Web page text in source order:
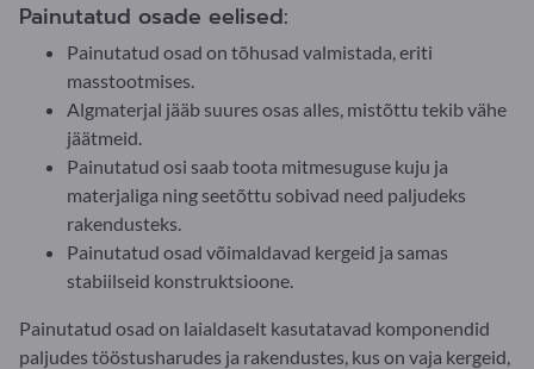
Painutatud osade eelised:
Painutatud osad on tõhusad valmistada, eriti
masstootmises.
Algmaterjal jääb suures osas alles, mistõttu tekib vähe
jäätmeid.
Painutatud osi saab toota mitmesuguse kuju ja
materjaliga ning seetõttu sobivad need paljudeks
rakendusteks.
Painutatud osad võimaldavad kergeid ja samas
stabiilseid konstruktsioone.
Painutatud osad on laialdaselt kasutatavad komponendid
paljudes tööstusharudes ja rakendustes, kus on vaja kergeid,